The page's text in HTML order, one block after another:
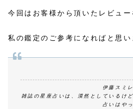
今回はお客様から頂いたレビュー
私の鑑定のご参考になればと思い
伊藤スミ
雑誌の星座占いは、漠然としているけ
占いはや